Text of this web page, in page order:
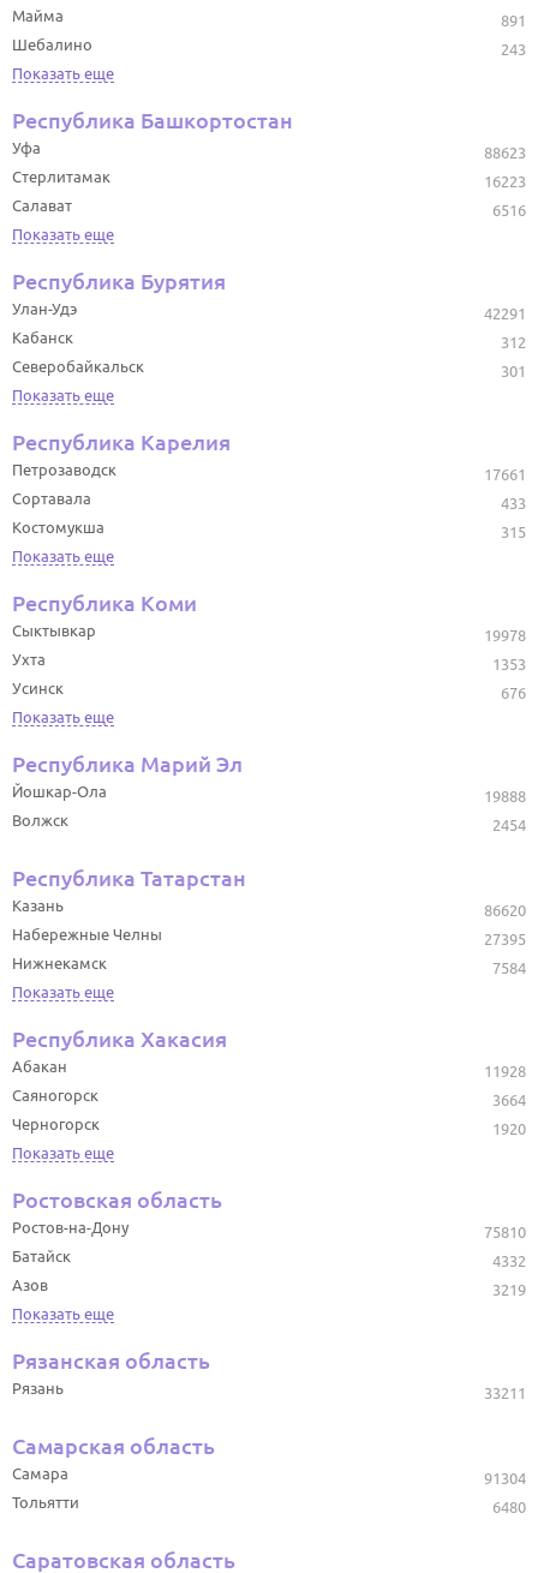
891
Майма
243
Шебалино
Показать еще
Республика Башкортостан
88623
Уфа
16223
Стерлитамак
6516
Салават
Показать еще
Республика Бурятия
42291
Улан-Удэ
312
Кабанск
301
Северобайкальск
Показать еще
Республика Карелия
17661
Петрозаводск
433
Сортавала
315
Костомукша
Показать еще
Республика Коми
19978
Сыктывкар
1353
Ухта
676
Усинск
Показать еще
Республика Марий Эл
19888
Йошкар-Ола
2454
Волжск
Республика Татарстан
86620
Казань
27395
Набережные Челны
7584
Нижнекамск
Показать еще
Республика Хакасия
11928
Абакан
3664
Саяногорск
1920
Черногорск
Показать еще
Ростовская область
75810
Ростов-на-Дону
4332
Батайск
3219
Азов
Показать еще
Рязанская область
33211
Рязань
Самарская область
91304
Самара
6480
Тольятти
Саратовская область